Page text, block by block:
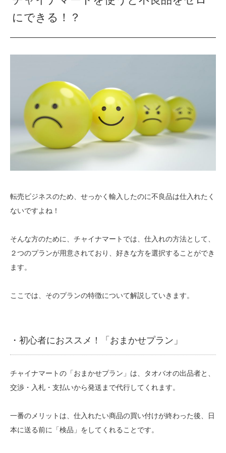
にできる！？
転売ビジネスのため、せっかく輸入したのに不良品は仕入れたく
ないですよね！
そんな方のために、チャイナマートでは、仕入れの方法として、
２つのプランが用意されており、好きな方を選択することができ
ます。
ここでは、そのプランの特徴について解説していきます。
・初心者におススメ！「おまかせプラン」
チャイナマートの「おまかせプラン」は、タオバオの出品者と、
交渉・入札・支払いから発送まで代行してくれます。
一番のメリットは、仕入れたい商品の買い付けが終わった後、日
本に送る前に「検品」をしてくれることです。